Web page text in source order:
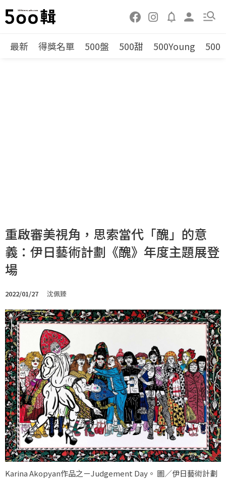
最新 得獎名單 500盤 500甜 500Young 500
重啟審美視角，思索當代「醜」的意
義：伊日藝術計劃《醜》年度主題展登
場
2022/01/27 沈佩臻
Karina Akopyan作品之ㄧJudgement Day。 圖／伊日藝術計劃